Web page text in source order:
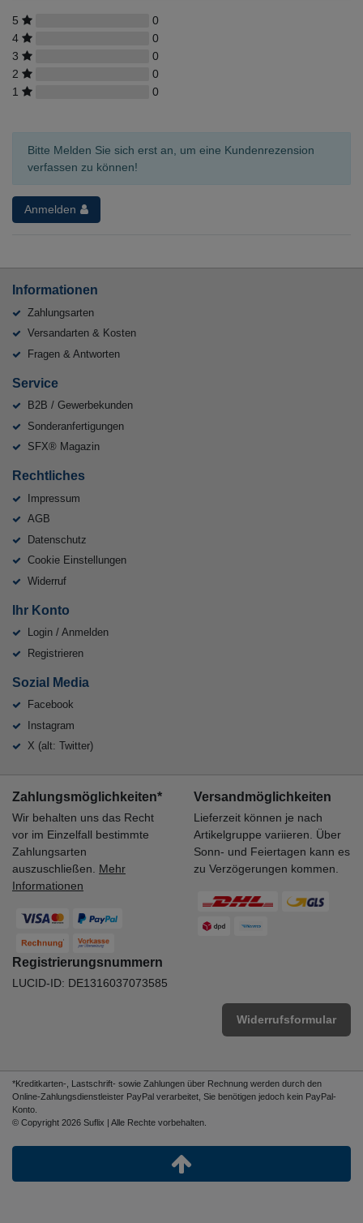
5
0
4
0
3
0
2
0
1
0
Bitte Melden Sie sich erst an, um eine Kundenrezension
verfassen zu können!
Anmelden
Informationen
Zahlungsarten
Versandarten & Kosten
Fragen & Antworten
Service
B2B / Gewerbekunden
Sonderanfertigungen
SFX® Magazin
Rechtliches
Impressum
AGB
Datenschutz
Cookie Einstellungen
Widerruf
Ihr Konto
Login / Anmelden
Registrieren
Sozial Media
Facebook
Instagram
X (alt: Twitter)
Zahlungsmöglichkeiten*
Wir behalten uns das Recht
vor im Einzelfall bestimmte
Zahlungsarten
auszuschließen. Mehr
Informationen
Versandmöglichkeiten
Lieferzeit können je nach
Artikelgruppe variieren. Über
Sonn- und Feiertagen kann es
zu Verzögerungen kommen.
Registrierungsnummern
LUCID-ID: DE1316037073585
Widerrufsformular
*Kreditkarten-, Lastschrift- sowie Zahlungen über Rechnung werden durch den
Online-Zahlungsdienstleister PayPal verarbeitet, Sie benötigen jedoch kein PayPal-
Konto.
© Copyright 2026 Suflix | Alle Rechte vorbehalten.